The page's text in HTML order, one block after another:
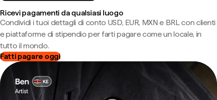
Ricevi pagamenti da qualsiasi luogo
Condividi i tuoi dettagli di conto USD, EUR, MXN e BRL con clienti
e piattaforme di stipendio per farti pagare come un locale, in
tutto il mondo.
Fatti pagare oggi